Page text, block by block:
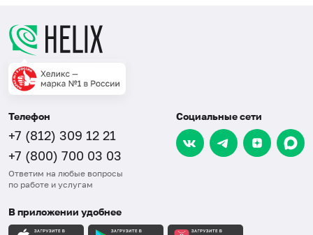
Телефон
+7 (812) 309 12 21
+7 (800) 700 03 03
Ответим на любые вопросы
по работе и услугам
Социальные сети
В приложении удобнее